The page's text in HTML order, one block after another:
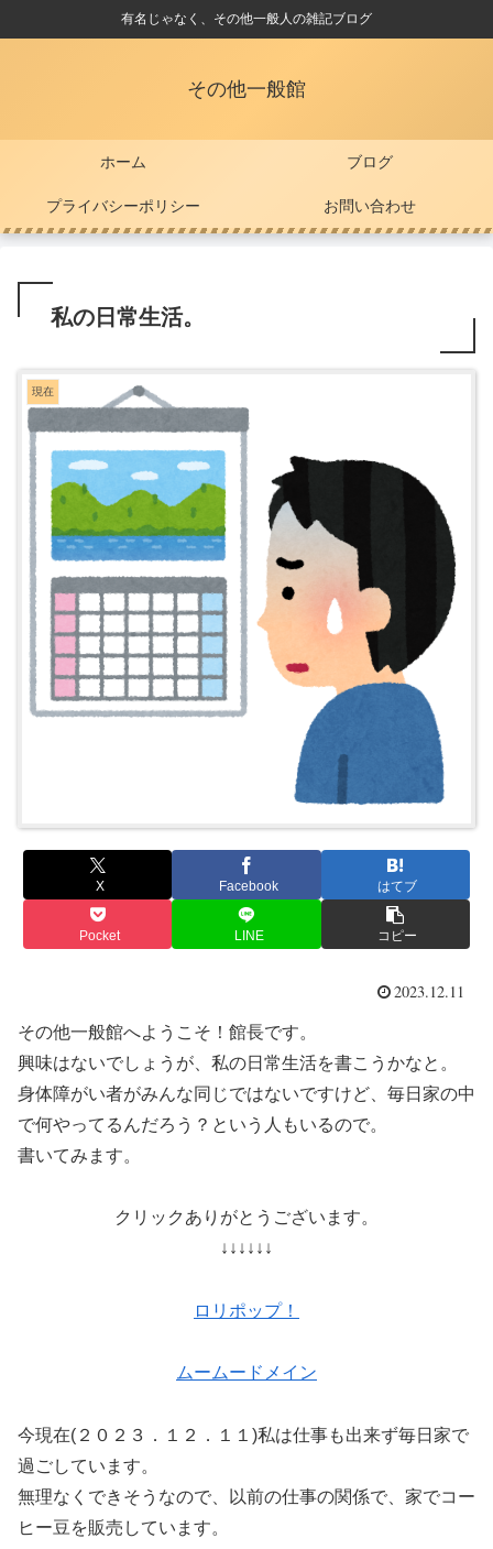
有名じゃなく、その他一般人の雑記ブログ
その他一般館
ホーム ブログ
プライバシーポリシー お問い合わせ
私の日常生活。
現在
X Facebook はてブ
Pocket LINE コピー
2023.12.11
その他一般館へようこそ！館長です。
興味はないでしょうが、私の日常生活を書こうかなと。
身体障がい者がみんな同じではないですけど、毎日家の中
で何やってるんだろう？という人もいるので。
書いてみます。
クリックありがとうございます。
↓↓↓↓↓↓
ロリポップ！
ムームードメイン
今現在(２０２３．１２．１１)私は仕事も出来ず毎日家で
過ごしています。
無理なくできそうなので、以前の仕事の関係で、家でコー
ヒー豆を販売しています。